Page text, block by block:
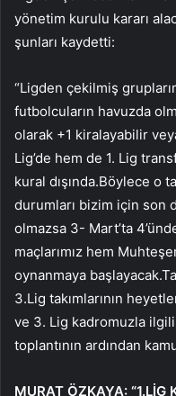
yönetim kurulu kararı
şunları kaydetti:
“Ligden çekilmiş
futbolcuların havuzda
olarak +1 kiralayabilir
Lig’de hem de 1. Lig
kural dışında.Böylece o
durumları bizim için son
olmazsa 3- Mart’ta
maçlarımız hem
oynanmaya
3.Lig takımlarının
ve 3. Lig kadromuzla ilgili
toplantının ardından
MURAT ÖZKAYA: “1.LİG